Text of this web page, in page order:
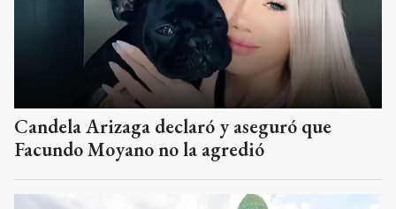
Candela Arizaga declaró y aseguró que
Facundo Moyano no la agredió